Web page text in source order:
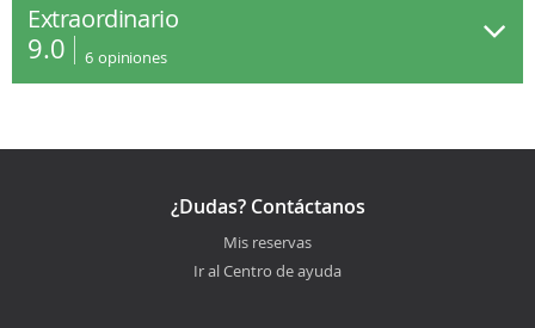
Extraordinario
9.0 6 opiniones
¿Dudas? Contáctanos
Mis reservas
Ir al Centro de ayuda